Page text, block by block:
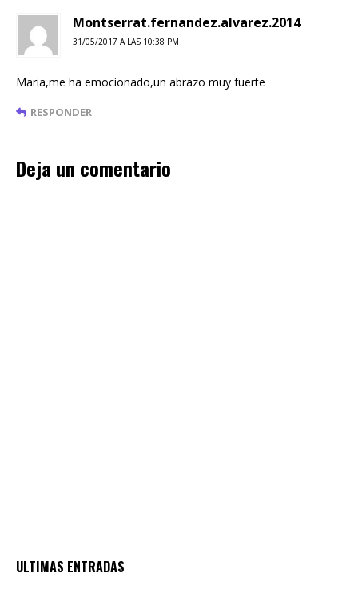
Montserrat.fernandez.alvarez.2014
31/05/2017 A LAS 10:38 PM
Maria,me ha emocionado,un abrazo muy fuerte
RESPONDER
Deja un comentario
ULTIMAS ENTRADAS